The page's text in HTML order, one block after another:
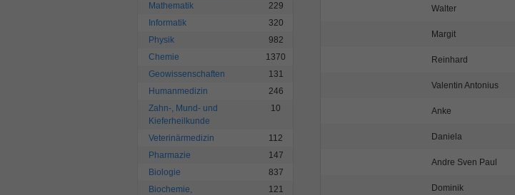
Mathematik
229
Informatik
320
Physik
982
Chemie
1370
Geowissenschaften
131
Humanmedizin
246
Zahn-, Mund- und
Kieferheilkunde
10
Veterinärmedizin
112
Pharmazie
147
Biologie
837
Biochemie,
121
Walter
Margit
Reinhard
Valentin Antonius
Anke
Daniela
Andre Sven Paul
Dominik